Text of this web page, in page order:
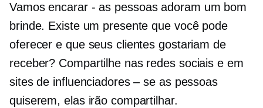
Vamos encarar - as pessoas adoram um bom
brinde. Existe um presente que você pode
oferecer e que seus clientes gostariam de
receber? Compartilhe nas redes sociais e em
sites de influenciadores – se as pessoas
quiserem, elas irão compartilhar.